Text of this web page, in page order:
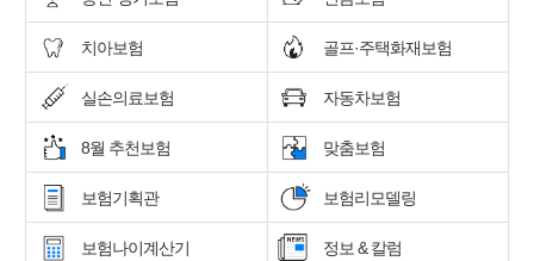
치아보험 골프·주택화재보험
실손의료보험 자동차보험
8월 추천보험 맞춤보험
보험기획관 보험리모델링
보험나이계산기 정보 & 칼럼